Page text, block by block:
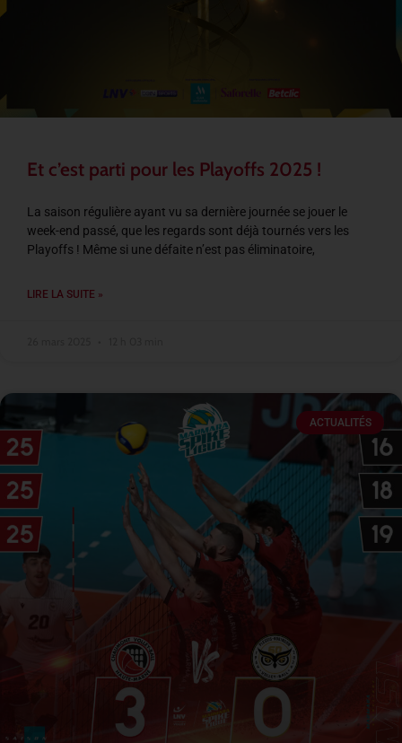
Et c’est parti pour les Playoffs 2025 !
La saison régulière ayant vu sa dernière journée se jouer le
week-end passé, que les regards sont déjà tournés vers les
Playoffs ! Même si une défaite n’est pas éliminatoire,
LIRE LA SUITE »
ACTUALITÉS